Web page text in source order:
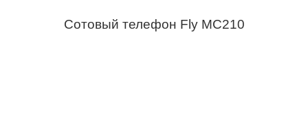
Сотовый телефон Fly MC210